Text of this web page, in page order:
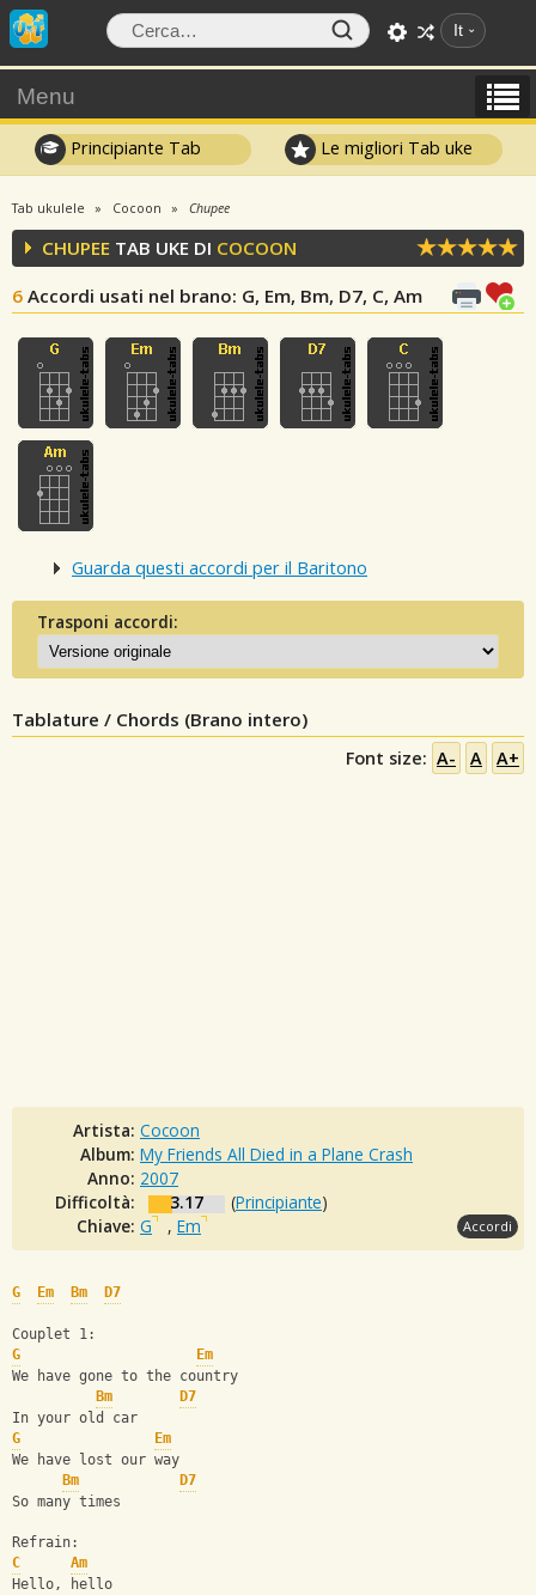
It
Menu
Principiante Tab Le migliori Tab uke
Tab ukulele Cocoon Chupee
CHUPEE TAB UKE DI COCOON
6 Accordi usati nel brano: G, Em, Bm, D7, C, Am
Guarda questi accordi per il Baritono
Trasponi accordi:
Tablature / Chords (Brano intero)
Font size: A- A A+
Artista: Cocoon
Album: My Friends All Died in a Plane Crash
Anno: 2007
Difficoltà:
3.17 (Principiante)
Chiave: G , Em Accordi
G Em Bm D7
Couplet 1:
G
Em
We have gone to the country
Bm
D7
In your old car
G
Em
We have lost our way
Bm
D7
So many times
Refrain:
C
Am
Hello, hello